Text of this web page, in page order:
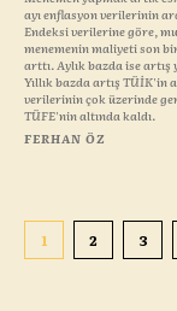
ayı enflasyon verilerinin
Endeksi verilerine göre,
menemenin maliyeti son
arttı. Aylık bazda ise
Yıllık bazda artış TÜİK'in
verilerinin çok üzerinde
TÜFE'nin altında kaldı.
FERHAN ÖZ
1 2 3